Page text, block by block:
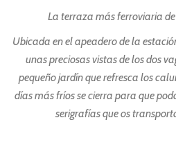
La terraza más ferroviaria
Ubicada en el apeadero de la
unas preciosas vistas de los dos
pequeño jardín que refresca los
días más fríos se cierra para que
serigrafías que os